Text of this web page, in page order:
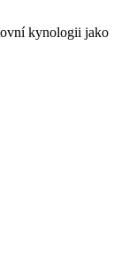
kynologii jako